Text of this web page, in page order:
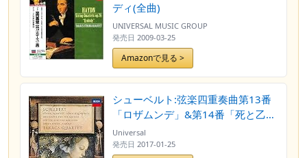
ディ(全曲)
UNIVERSAL MUSIC GROUP
発売日 2009-03-25
Amazonで見る >
シューベルト:弦楽四重奏曲第13番
「ロザムンデ」&第14番「死と乙
女」
Universal
発売日 2017-01-25